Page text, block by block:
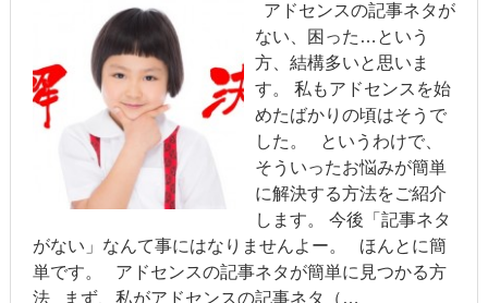
アドセンスの記事ネタが
ない、困った…という
方、結構多いと思いま
す。 私もアドセンスを始
めたばかりの頃はそうで
した。 というわけで、
そういったお悩みが簡単
に解決する方法をご紹介
します。 今後「記事ネタ
がない」なんて事にはなりませんよー。 ほんとに簡
単です。 アドセンスの記事ネタが簡単に見つかる方
法 まず、私がアドセンスの記事ネタ（…